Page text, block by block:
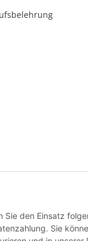
den Einsatz
Sie